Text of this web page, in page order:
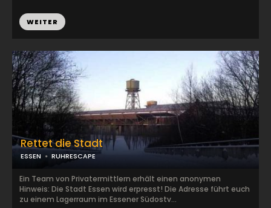
WEITER
Rettet die Stadt
ESSEN RUHRESCAPE
Ein Team von Privatermittlern erhält einen anonymen
Hinweis: Die Stadt Essen wird erpresst! Die Adresse führt euch
zu einem Lagerraum im Essener Südostv...